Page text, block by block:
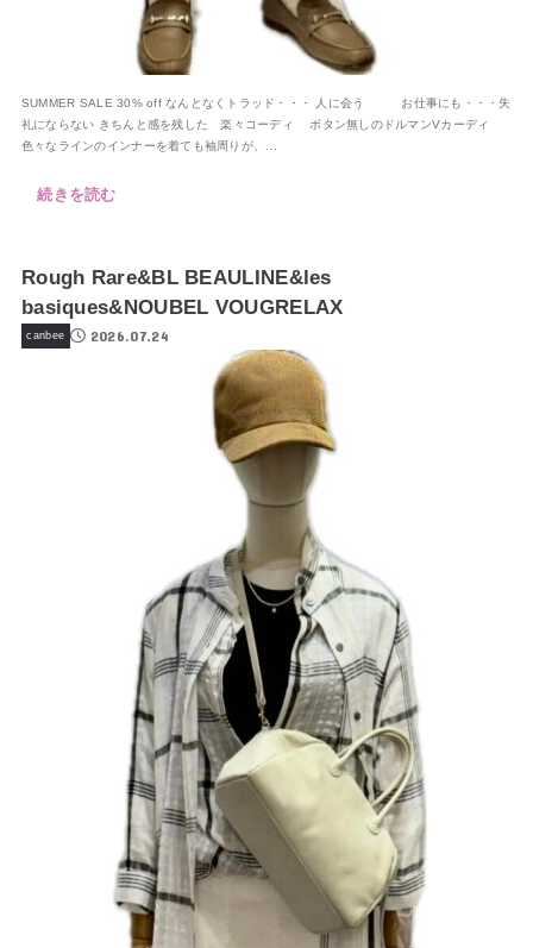
SUMMER SALE 30% off なんとなくトラッド・・・ 人に会う お仕事にも・・・失
礼にならない きちんと感を残した 楽々コーディ ボタン無しのドルマンVカーディ
色々なラインのインナーを着ても袖周りが、...
続きを読む
Rough Rare&BL BEAULINE&les
basiques&NOUBEL VOUGRELAX
canbee 2026.07.24